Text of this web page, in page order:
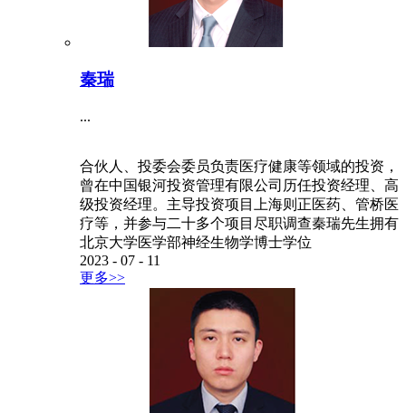
秦瑞
...
合伙人、投委会委员负责医疗健康等领域的投资，
曾在中国银河投资管理有限公司历任投资经理、高
级投资经理。主导投资项目上海则正医药、管桥医
疗等，并参与二十多个项目尽职调查秦瑞先生拥有
北京大学医学部神经生物学博士学位
2023 - 07 - 11
更多>>